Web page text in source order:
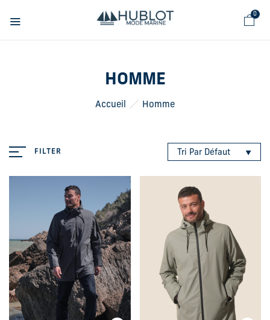
0
HOMME
Accueil Homme
FILTER Tri Par Défaut
Panneau de gestion des cookies